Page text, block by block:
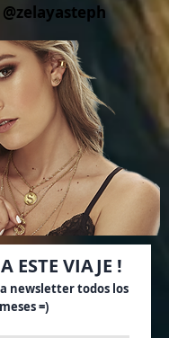
@zelayasteph
ESTE VIAJE !
newsletter todos los
meses =)